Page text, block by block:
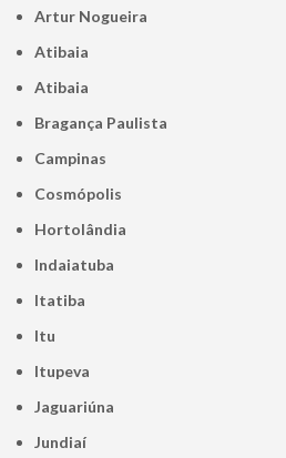
Artur Nogueira
Atibaia
Atibaia
Bragança Paulista
Campinas
Cosmópolis
Hortolândia
Indaiatuba
Itatiba
Itu
Itupeva
Jaguariúna
Jundiaí